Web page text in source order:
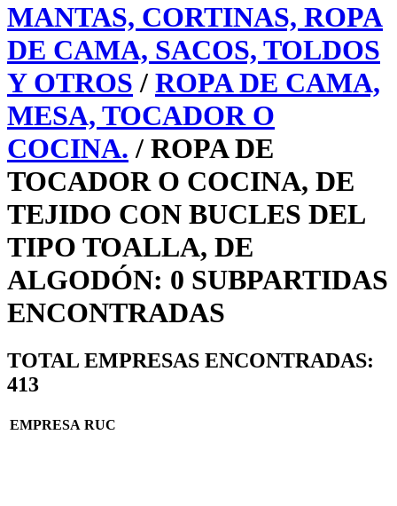
MANTAS, CORTINAS, ROPA
DE CAMA, SACOS, TOLDOS
Y OTROS / ROPA DE CAMA,
MESA, TOCADOR O
COCINA. / ROPA DE
TOCADOR O COCINA, DE
TEJIDO CON BUCLES DEL
TIPO TOALLA, DE
ALGODÓN: 0 SUBPARTIDAS
ENCONTRADAS
TOTAL EMPRESAS ENCONTRADAS:
413
EMPRESA RUC